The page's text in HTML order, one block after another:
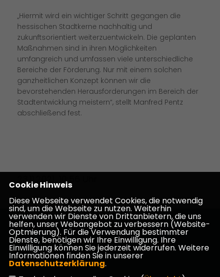
Hiermit wird ein wichtiger Schritt gegangen die
hessischen Stadtkerne nachhaltig und
zukunftsorientiert weiterzuentwickeln. Die geplanten
Maßnahmen sind in ihren Möglichkeiten
umfangreich und umfassen viele unterschiedliche
Bereiche der Förderung. Nur mit einem solchen
ganzheitlichen Konzept können wir die
bevorstehenden Herausforderungen im Bereich der
Stadtentwicklung meistern“, stellt Manfred Pentz
abschließend fest.
23.11.2021, 10:56 Uhr
Homepage des CDU Kreisverbandes Darmstadt-
Dieburg
Cookie Hinweis
Diese Webseite verwendet Cookies, die notwendig
sind, um die Webseite zu nutzen. Weiterhin
verwenden wir Dienste von Drittanbietern, die uns
helfen, unser Webangebot zu verbessern (Website-
Optmierung). Für die Verwendung bestimmter
Dienste, benötigen wir Ihre Einwilligung. Ihre
Einwilligung können Sie jederzeit widerrufen. Weitere
Informationen finden Sie in unserer
Datenschutzerklärung.